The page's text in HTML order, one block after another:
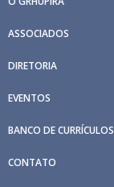
ASSOCIADOS
DIRETORIA
EVENTOS
BANCO DE CURRÍCULOS
CONTATO